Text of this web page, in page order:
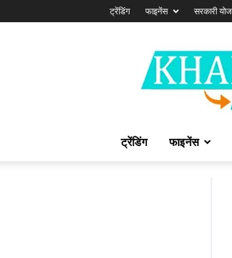
ट्रेंडिंग फाइनेंस सरकारी
ट्रेंडिंग फाइनेंस